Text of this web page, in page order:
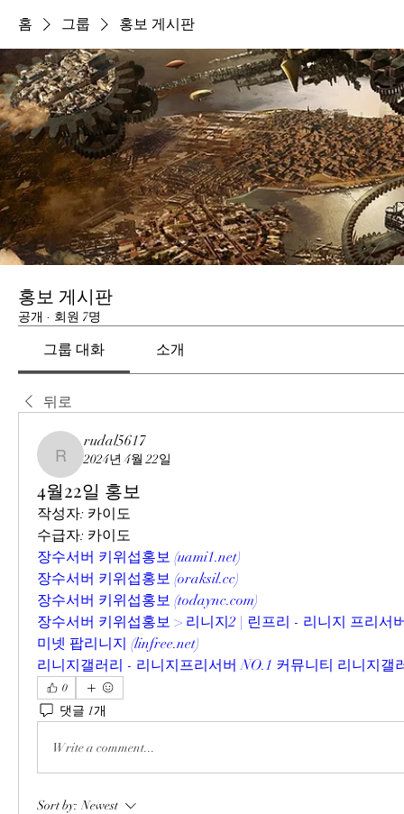
홈 그룹 홍보 게시판
홍보 게시판
공개 · 회원 7명
그룹 대화 소개
뒤로
rudal5617
rudal5617
2024년 4월 22일
4월22일 홍보
작성자: 카이도
수급자: 카이도
장수서버 키위섭홍보 (uami1.net)
장수서버 키위섭홍보 (oraksil.cc)
장수서버 키위섭홍보 (todaync.com)
장수서버 키위섭홍보 > 리니지2 | 린프리 - 리니지 프리서
미넷 팝리니지 (linfree.net)
리니지갤러리 - 리니지프리서버 NO.1 커뮤니티 리니지갤
0
댓글 1개
Write a comment...
Sort by: Newest